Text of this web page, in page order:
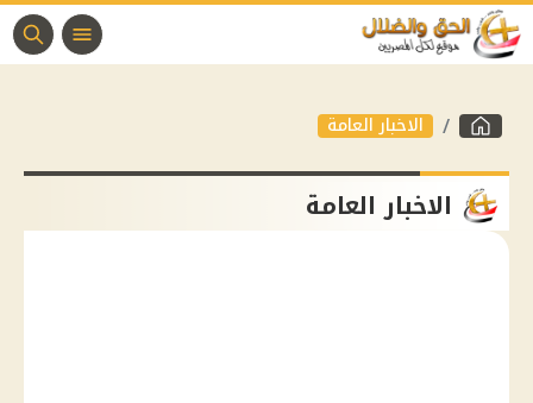
الاخبار العامة
الاخبار العامة